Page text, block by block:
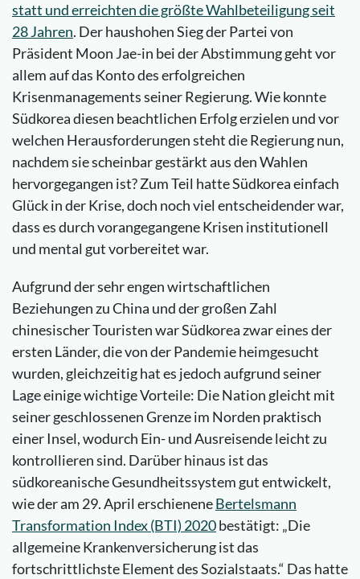
statt und erreichten die größte Wahlbeteiligung seit
28 Jahren. Der haushohen Sieg der Partei von
Präsident Moon Jae-in bei der Abstimmung geht vor
allem auf das Konto des erfolgreichen
Krisenmanagements seiner Regierung. Wie konnte
Südkorea diesen beachtlichen Erfolg erzielen und vor
welchen Herausforderungen steht die Regierung nun,
nachdem sie scheinbar gestärkt aus den Wahlen
hervorgegangen ist? Zum Teil hatte Südkorea einfach
Glück in der Krise, doch noch viel entscheidender war,
dass es durch vorangegangene Krisen institutionell
und mental gut vorbereitet war.
Aufgrund der sehr engen wirtschaftlichen
Beziehungen zu China und der großen Zahl
chinesischer Touristen war Südkorea zwar eines der
ersten Länder, die von der Pandemie heimgesucht
wurden, gleichzeitig hat es jedoch aufgrund seiner
Lage einige wichtige Vorteile: Die Nation gleicht mit
seiner geschlossenen Grenze im Norden praktisch
einer Insel, wodurch Ein- und Ausreisende leicht zu
kontrollieren sind. Darüber hinaus ist das
südkoreanische Gesundheitssystem gut entwickelt,
wie der am 29. April erschieneneBertelsmann
Transformation Index (BTI) 2020bestätigt: „Die
allgemeine Krankenversicherung ist das
fortschrittlichste Element des Sozialstaats.“ Das hatte